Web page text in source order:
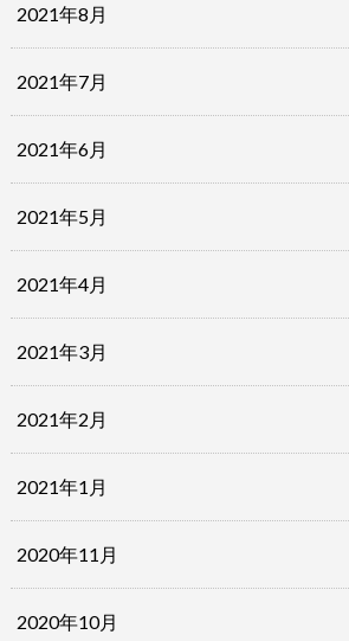
2021年8月
2021年7月
2021年6月
2021年5月
2021年4月
2021年3月
2021年2月
2021年1月
2020年11月
2020年10月